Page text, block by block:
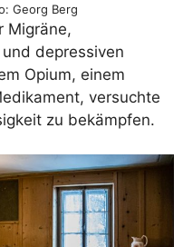
Georg Berg
Migräne,
depressiven
Opium, einem
versuchte
zu bekämpfen.